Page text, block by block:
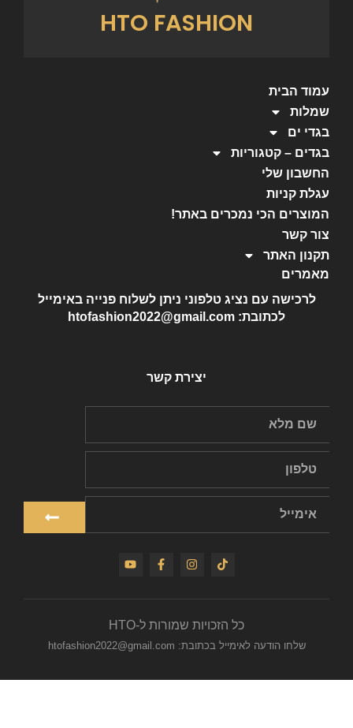
HTO FASHION
עמוד הבית
שמלות
בגדי ים
בגדים – קטגוריות
החשבון שלי
עגלת קניות
המוצרים הכי נמכרים באתר!
צור קשר
תקנון האתר
מאמרים
לרכישה עם נציג טלפוני ניתן לשלוח פנייה באימייל
לכתובת: htofashion2022@gmail.com
יצירת קשר
כל הזכויות שמורות ל-HTO
שלחו הודעה לאימייל בכתובת: htofashion2022@gmail.com